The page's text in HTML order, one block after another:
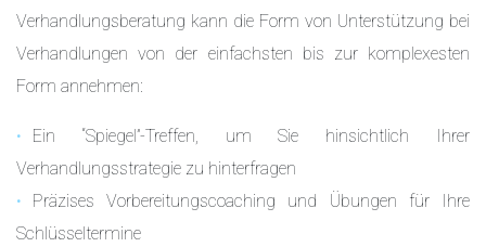
Verhandlungsberatung kann die Form von Unterstützung bei
Verhandlungen von der einfachsten bis zur komplexesten
Form annehmen:
Ein “Spiegel”-Treffen, um Sie hinsichtlich Ihrer
Verhandlungsstrategie zu hinterfragen
Präzises Vorbereitungscoaching und Übungen für Ihre
Schlüsseltermine